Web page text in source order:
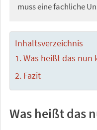
muss eine fachliche
Inhaltsverzeichnis
Was heißt das nun
Fazit
Was heißt das